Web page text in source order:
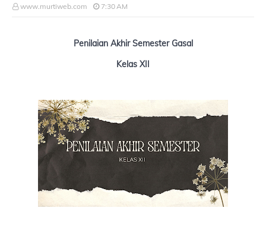
www.murtiweb.com 7:30 AM
Penilaian Akhir Semester Gasal
Kelas XII